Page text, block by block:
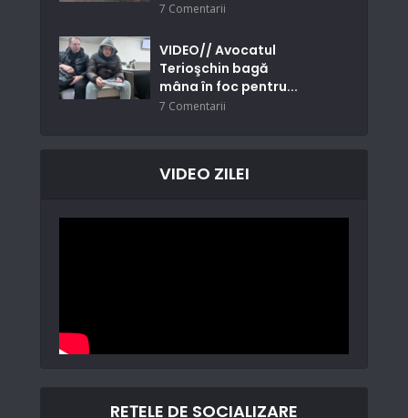
7 Comentarii
VIDEO// Avocatul
Terioşchin bagă
mâna în foc pentru...
7 Comentarii
VIDEO ZILEI
REȚELE DE SOCIALIZARE